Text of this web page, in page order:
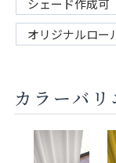
シェード作成可
オリジナルロー
カラーバ